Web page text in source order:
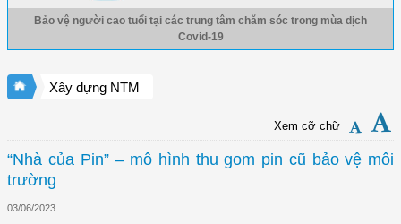
Bảo vệ người cao tuổi tại các trung tâm chăm sóc trong mùa dịch
Covid-19
Xây dựng NTM
Xem cỡ chữ
“Nhà của Pin” – mô hình thu gom pin cũ bảo vệ môi
trường
03/06/2023